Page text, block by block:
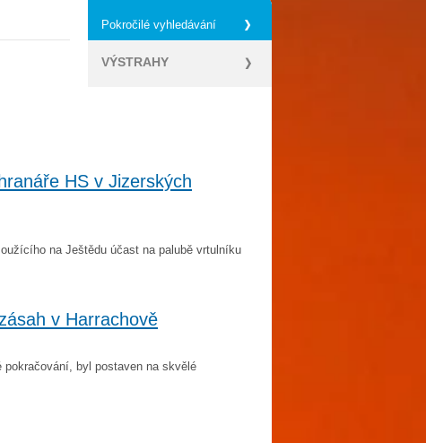
Pokročilé vyhledávání
VÝSTRAHY
HS v Jizerských
na Ještědu účast na palubě vrtulníku
v Harrachově
byl postaven na skvělé